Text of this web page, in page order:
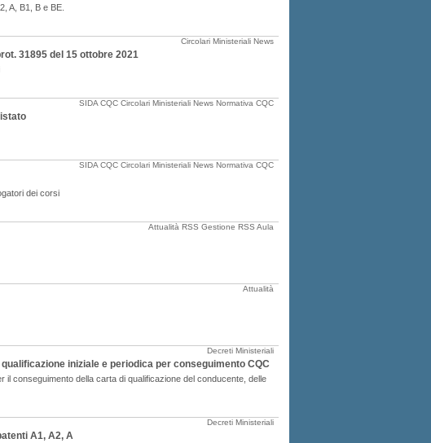
A, B1, B e BE.
Circolari Ministeriali News
31895 del 15 ottobre 2021
SIDA CQC Circolari Ministeriali News Normativa CQC
SIDA CQC Circolari Ministeriali News Normativa CQC
dei corsi
Attualità RSS Gestione RSS Aula
Attualità
Decreti Ministeriali
iniziale e periodica per conseguimento CQC
il conseguimento della carta di qualificazione del conducente, delle
Decreti Ministeriali
A1, A2, A